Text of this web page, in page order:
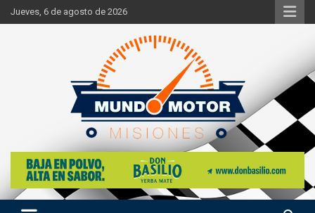
Skip
to
Jueves, 6 de agosto de 2026
Mundo Motor Misiones
Si hay ruido de motores ahí estaremos